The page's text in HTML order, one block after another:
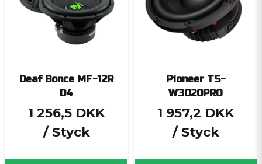
Deaf Bonce MF-12R
D4
1 256,5 DKK
/ Styck
Pioneer TS-
W3020PRO
1 957,2 DKK
/ Styck